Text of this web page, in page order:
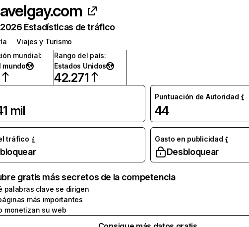
2026 Estadísticas de tráfico
Viajes y Turismo
mundial:
mundo
Rango del país:
Estados Unidos
42.271
mil
Puntuación de Autoridad
44
tráfico Gasto en publicidad
Desbloquear
gratis más secretos de la competencia
palabras clave se dirigen
más importantes
monetizan su web